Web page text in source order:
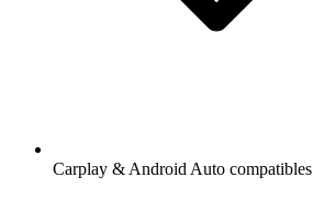
Carplay & Android Auto compatibles